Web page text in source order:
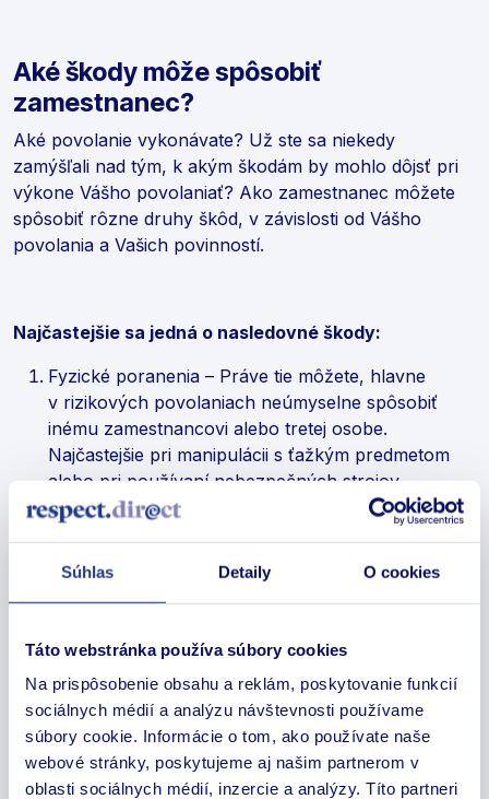
Súhlas Detaily O cookies
Táto webstránka používa súbory cookies
Na prispôsobenie obsahu a reklám, poskytovanie funkcií
sociálnych médií a analýzu návštevnosti používame
súbory cookie. Informácie o tom, ako používate naše
webové stránky, poskytujeme aj našim partnerom v
oblasti sociálnych médií, inzercie a analýzy. Títo partneri
Aké škody môže spôsobiť
zamestnanec?
Aké povolanie vykonávate? Už ste sa niekedy
zamýšľali nad tým, k akým škodám by mohlo dôjsť pri
výkone Vášho povolaniať? Ako zamestnanec môžete
spôsobiť rôzne druhy škôd, v závislosti od Vášho
povolania a Vašich povinností.
Najčastejšie sa jedná o nasledovné škody:
Fyzické poranenia – Práve tie môžete, hlavne
v rizikových povolaniach neúmyselne spôsobiť
inému zamestnancovi alebo tretej osobe.
Najčastejšie pri manipulácii s ťažkým predmetom
alebo pri používaní nebezpečných strojov.
Materiálne škody – Poškodiť alebo zničiť majetok
Stať sa tak môže pri manipulácii s nástrojmi alebo
hocikedy, napríklad. aj pri faktúre alebo
nesprávnym použitím finančných prostriedkov
Právne problémy – Ak porušíte autorské práva
alebo sa dopustíte podvodu
Neschopnosť plniť pracovné povinnosti –
Neplnením pracovných povinností môžete ohroziť